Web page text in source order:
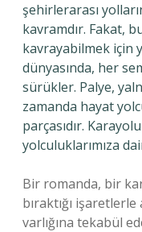
şehirlerarası
kavramdır. Fakat,
kavrayabilmek için
dünyasında, her
sürükler. Palye,
zamanda hayat
parçasıdır.
yolculuklarımıza
Bir romanda, bir
bıraktığı
varlığına tekabül